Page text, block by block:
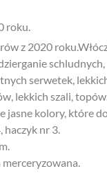
roku.
z 2020
serwetek,
lekkich szali,
kolory, które
haczyk nr 3.
merceryzowana.